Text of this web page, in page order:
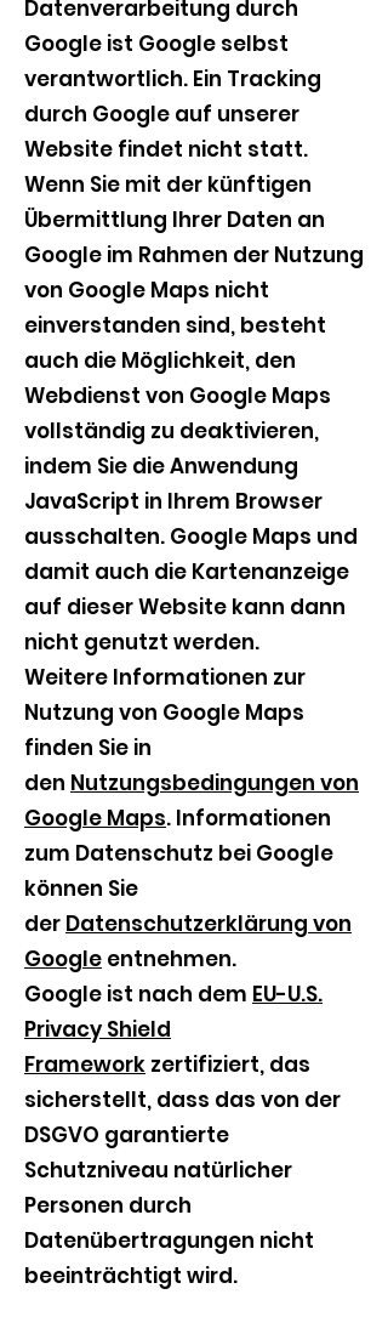
Datenverarbeitung durch
Google ist Google selbst
verantwortlich. Ein Tracking
durch Google auf unserer
Website findet nicht statt.
Wenn Sie mit der künftigen
Übermittlung Ihrer Daten an
Google im Rahmen der Nutzung
von Google Maps nicht
einverstanden sind, besteht
auch die Möglichkeit, den
Webdienst von Google Maps
vollständig zu deaktivieren,
indem Sie die Anwendung
JavaScript in Ihrem Browser
ausschalten. Google Maps und
damit auch die Kartenanzeige
auf dieser Website kann dann
nicht genutzt werden.
Weitere Informationen zur
Nutzung von Google Maps
finden Sie in
den Nutzungsbedingungen von
Google Maps. Informationen
zum Datenschutz bei Google
können Sie
der Datenschutzerklärung von
Google entnehmen.
Google ist nach dem EU-U.S.
Privacy Shield
Framework zertifiziert, das
sicherstellt, dass das von der
DSGVO garantierte
Schutzniveau natürlicher
Personen durch
Datenübertragungen nicht
beeinträchtigt wird.